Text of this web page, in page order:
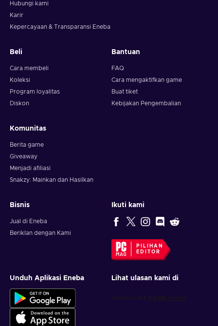
Hubungi kami
Karir
Kepercayaan & Transparansi Eneba
Beli
Cara membeli
Koleksi
Program loyalitas
Diskon
Bantuan
FAQ
Cara mengaktifkan game
Buat tiket
Kebijakan Pengembalian
Komunitas
Berita game
Giveaway
Menjadi afiliasi
Snakzy: Mainkan dan Hasilkan
Bisnis
Jual di Eneba
Beriklan dengan Kami
Ikuti kami
PILIHAN
EDITOR
Unduh Aplikasi Eneba Lihat ulasan kami di